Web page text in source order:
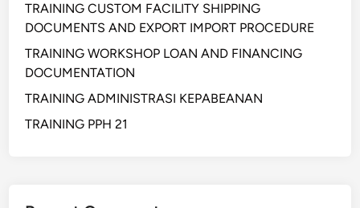
TRAINING CUSTOM FACILITY SHIPPING
DOCUMENTS AND EXPORT IMPORT PROCEDURE
TRAINING WORKSHOP LOAN AND FINANCING
DOCUMENTATION
TRAINING ADMINISTRASI KEPABEANAN
TRAINING PPH 21